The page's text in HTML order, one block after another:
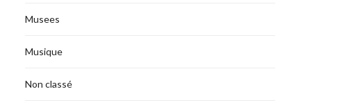
Musees
Musique
Non classé